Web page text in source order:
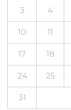
3 4
10 11
17 18
24 25
31